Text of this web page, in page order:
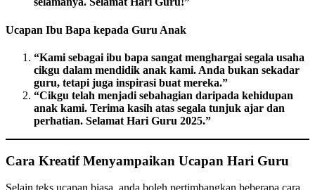
Ucapan Ibu Bapa kepada Guru Anak
“Kami sebagai ibu bapa sangat menghargai segala usaha
cikgu dalam mendidik anak kami. Anda bukan sekadar
guru, tetapi juga inspirasi buat mereka.”
“Cikgu telah menjadi sebahagian daripada kehidupan
anak kami. Terima kasih atas segala tunjuk ajar dan
perhatian. Selamat Hari Guru 2025.”
Cara Kreatif Menyampaikan Ucapan Hari Guru